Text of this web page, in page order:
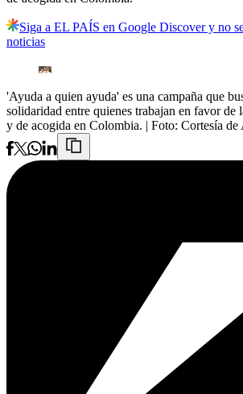
Siga a EL PAÍS en Google Discover y no
noticias
'Ayuda a quien ayuda' es una campaña que
solidaridad entre quienes trabajan en favor de
y de acogida en Colombia. | Foto: Cortesía